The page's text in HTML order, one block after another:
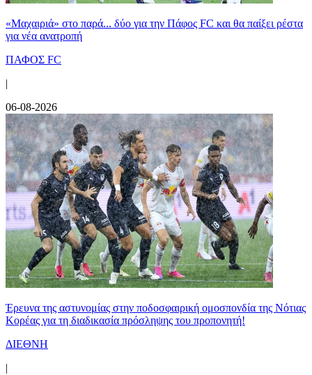
«Μαχαιριά» στο παρά... δύο για την Πάφος FC και θα παίξει ρέστα
για νέα ανατροπή
ΠΑΦΟΣ FC
|
06-08-2026
Έρευνα της αστυνομίας στην ποδοσφαιρική ομοσπονδία της Νότιας
Κορέας για τη διαδικασία πρόσληψης του προπονητή!
ΔΙΕΘΝΗ
|